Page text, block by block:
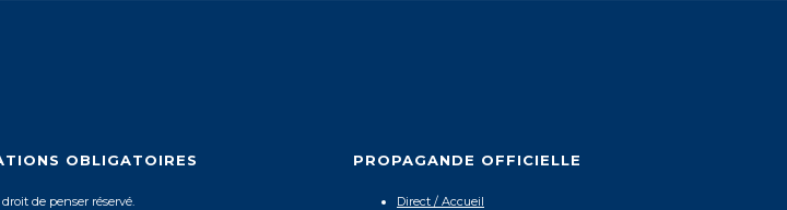
OBLIGATOIRES
de penser réservé.
PROPAGANDE OFFICIELLE
Direct / Accueil